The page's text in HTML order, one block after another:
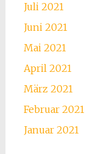
Juli 2021
Juni 2021
Mai 2021
April 2021
März 2021
Februar 2021
Januar 2021